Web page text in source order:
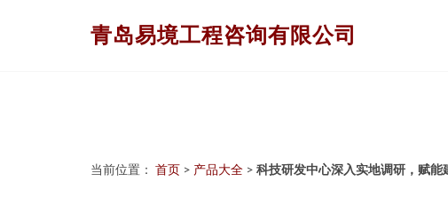
青岛易境工程咨询有限公司
当前位置： 首页 > 产品大全 > 科技研发中心深入实地调研，赋能